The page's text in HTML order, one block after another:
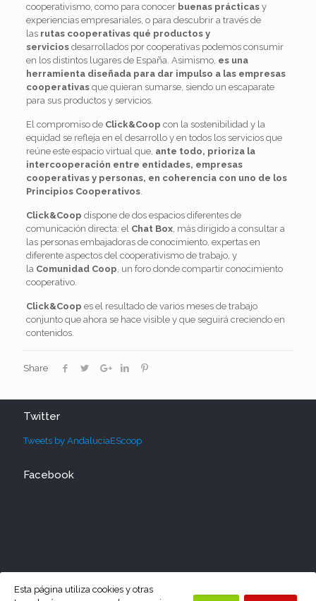
cooperativismo, como para conocer buenas prácticasy
experiencias empresariales, o para descubrir a través de
las rutas cooperativas qué productos y
servicios desarrollados por cooperativas podemos consumir
en los distintos lugares de España. Asimismo, es una
herramienta diseñada para dar impulso a las empresas
cooperativasque quieran sumarse, siendo un escaparate
para sus productos y servicios.
El compromiso de Click&Coop con la sostenibilidad y la
equidad se refleja en el desarrollo y en todos los servicios que
reúne este espacio virtual que, ante todo, prioriza la
intercooperación entre entidades, empresas
cooperativas y personas, en coherencia con uno de los
Principios Cooperativos.
Click&Coop dispone de dos espacios diferentes de
comunicación directa: el Chat Box, más dirigido a consultar a
las personas embajadoras de conocimiento, expertas en
diferente aspectos del cooperativismo de trabajo, y
la Comunidad Coop , un foro donde compartir conocimiento
cooperativo.
Click&Coop es el resultado de varios meses de trabajo
conjunto que ahora se hace visible y que seguirá creciendo en
contenidos.
Share
Twitter
Tweets by AndaluciaEScoop
Facebook
Esta página utiliza cookies y otras